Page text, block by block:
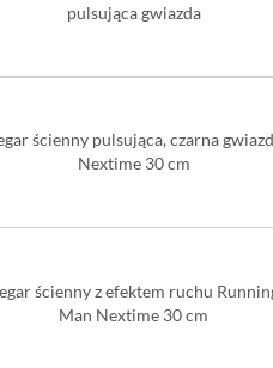
pulsująca gwiazda
ścienny pulsująca, czarna
Nextime 30 cm
ścienny z efektem ruchu
Man Nextime 30 cm